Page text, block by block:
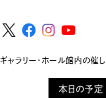
ギャラリー・ホール館内の催し
本日の予定